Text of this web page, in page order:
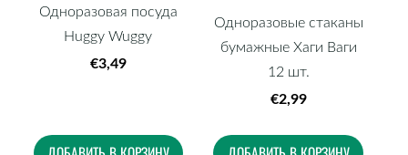
Одноразовая посуда
Huggy Wuggy
€3,49
Одноразовые стаканы
бумажные Хаги Ваги
12 шт.
€2,99